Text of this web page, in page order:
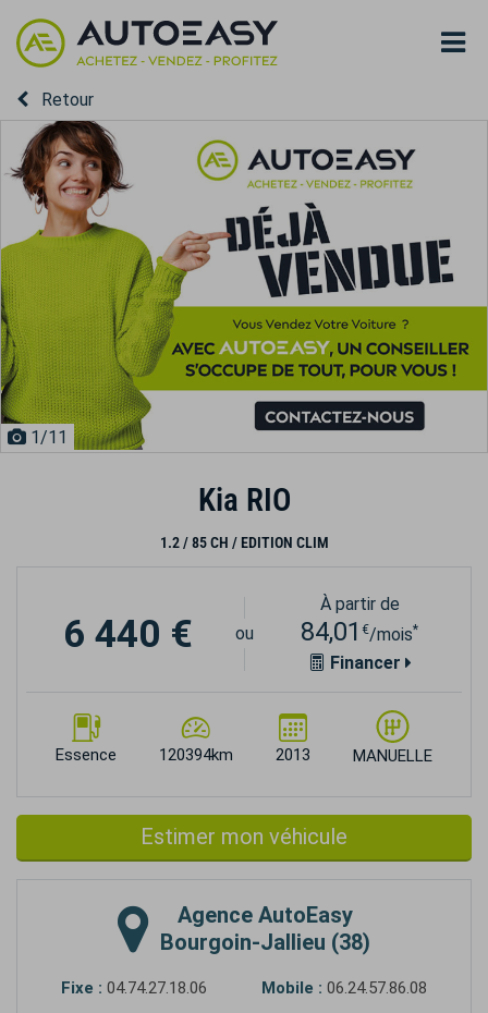
Retour
1/11
Kia RIO
1.2 / 85 CH / EDITION CLIM
Essence 120394km 2013 MANUELLE
6 440 € ou
À partir de
84,01€/mois*
Financer
Estimer mon véhicule
Agence AutoEasy
Bourgoin-Jallieu (38)
Fixe : 04.74.27.18.06 Mobile : 06.24.57.86.08